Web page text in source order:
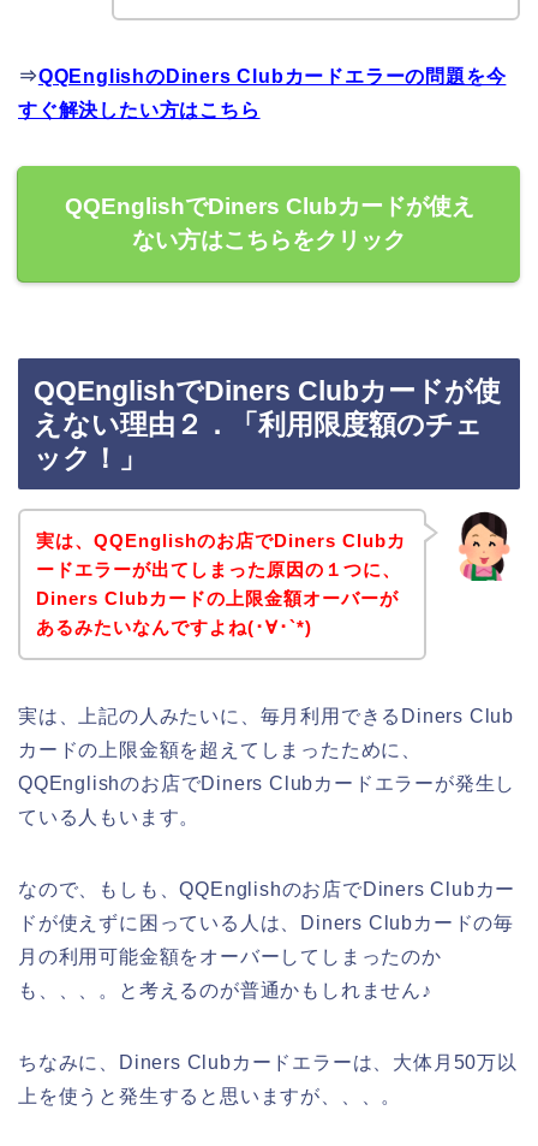
⇒QQEnglishのDiners Clubカードエラーの問題を今
すぐ解決したい方はこちら
QQEnglishでDiners Clubカードが使え
ない方はこちらをクリック
QQEnglishでDiners Clubカードが使
えない理由２．「利用限度額のチェ
ック！」
実は、QQEnglishのお店でDiners Clubカ
ードエラーが出てしまった原因の１つに、
Diners Clubカードの上限金額オーバーが
あるみたいなんですよね(･∀･`*)
実は、上記の人みたいに、毎月利用できるDiners Club
カードの上限金額を超えてしまったために、
QQEnglishのお店でDiners Clubカードエラーが発生し
ている人もいます。
なので、もしも、QQEnglishのお店でDiners Clubカー
ドが使えずに困っている人は、Diners Clubカードの毎
月の利用可能金額をオーバーしてしまったのか
も、、、。と考えるのが普通かもしれません♪
ちなみに、Diners Clubカードエラーは、大体月50万以
上を使うと発生すると思いますが、、、。